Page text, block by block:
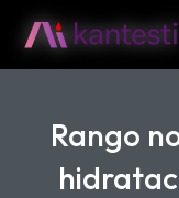
Rango